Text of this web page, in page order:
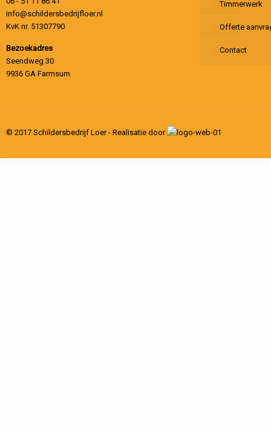
info@schildersbedrijfloer.nl
KvK nr. 51307790
Bezoekadres
Seendweg 30
9936 GA Farmsum
Timmerwerk
Offerte
Contact
© 2017 Schildersbedrijf Loer - Realisatie door